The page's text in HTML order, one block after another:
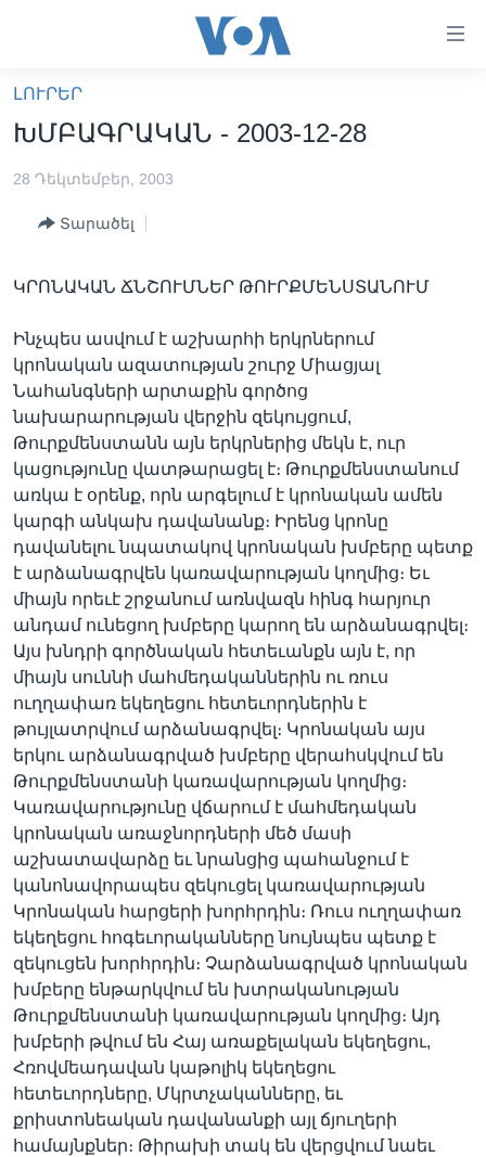
հիմնական
բովանդակությանը
հիմնական
բովանդակությանը
հիմնական
ՍՓՅՈՒՌՔ
ՏԵՍԱՆՅՈՒԹԵՐ
IN ENGLISH
ՄԵՐ ՄԱՍԻՆ
«ԱՄԵՐԻԿԱՅԻ ՁԱՅՆ»-Ի ԿԱՆՈՆԱԴՐՈՒԹՅՈՒՆ
ԿԱՊ ՄԵԶ ՀԵՏ
ՈՒԿՐԱԻՆԱԿԱՆ ՊԱՏԵՐԱԶՄ
Learning English
ՀԵՏԵՒԵՔ ՄԵԶ
Լեզուներ
ԼՈՒՐԵՐ
ԽՄԲԱԳՐԱԿԱՆ - 2003-12-28
28 Դեկտեմբեր, 2003
Տարածել
ԿՐՈՆԱԿԱՆ ՃՆՇՈՒՄՆԵՐ ԹՈՒՐՔՄԵՆՍՏԱՆՈՒՄ
Ինչպես ասվում է աշխարհի երկրներում
կրոնական ազատության շուրջ Միացյալ
Նահանգների արտաքին գործոց
նախարարության վերջին զեկույցում,
Թուրքմենստանն այն երկրներից մեկն է, ուր
կացությունը վատթարացել է։ Թուրքմենստանում
առկա է օրենք, որն արգելում է կրոնական ամեն
կարգի անկախ դավանանք։ Իրենց կրոնը
դավանելու նպատակով կրոնական խմբերը պետք
է արձանագրվեն կառավարության կողմից։ Եւ
միայն որեւէ շրջանում առնվազն հինգ հարյուր
անդամ ունեցող խմբերը կարող են արձանագրվել։
Այս խնդրի գործնական հետեւանքն այն է, որ
միայն սուննի մահմեդականներին ու ռուս
ուղղափառ եկեղեցու հետեւորդներին է
թույլատրվում արձանագրվել։ Կրոնական այս
երկու արձանագրված խմբերը վերահսկվում են
Թուրքմենստանի կառավարության կողմից։
Կառավարությունը վճարում է մահմեդական
կրոնական առաջնորդների մեծ մասի
աշխատավարձը եւ նրանցից պահանջում է
կանոնավորապես զեկուցել կառավարության
Կրոնական հարցերի խորհրդին։ Ռուս ուղղափառ
եկեղեցու հոգեւորականները նույնպես պետք է
զեկուցեն խորհրդին։ Չարձանագրված կրոնական
խմբերը ենթարկվում են խտրականության
Թուրքմենստանի կառավարության կողմից։ Այդ
խմբերի թվում են Հայ առաքելական եկեղեցու,
Հռովմեադավան կաթոլիկ եկեղեցու
հետեւորդները, Մկրտչականները, եւ
քրիստոնեական դավանանքի այլ ճյուղերի
համայնքներ։ Թիրախի տակ են վերցվում նաեւ